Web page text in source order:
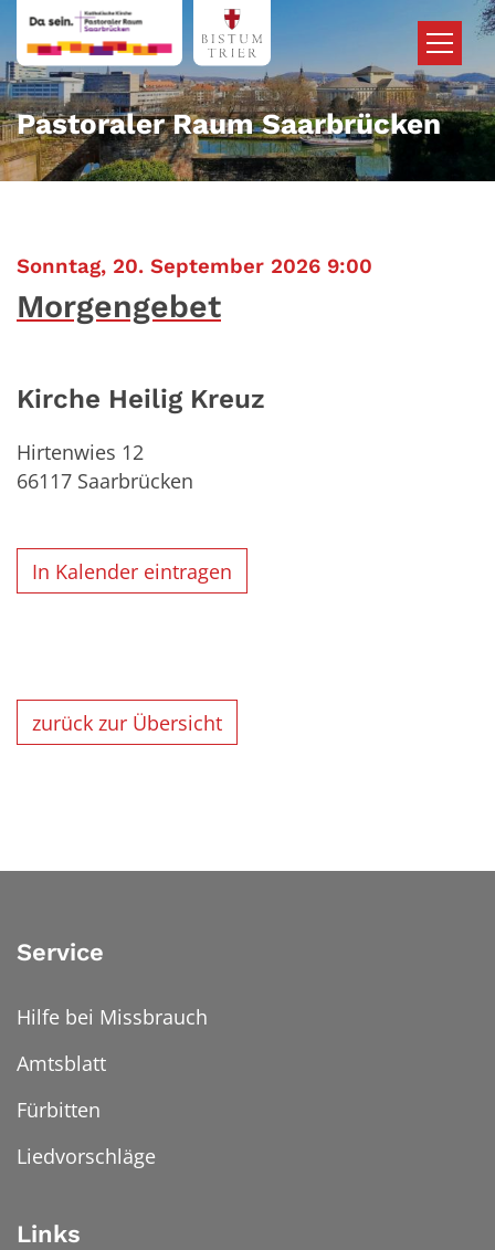
Zum Inhalt springen
Pastoraler Raum Saarbrücken
Sonntag, 20. September 2026 9:00
Morgengebet
Kirche Heilig Kreuz
Hirtenwies 12
66117 Saarbrücken
In Kalender eintragen
zurück zur Übersicht
Service
Hilfe bei Missbrauch
Amtsblatt
Fürbitten
Liedvorschläge
Links